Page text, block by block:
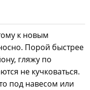
к новым
Порой быстрее
гляжу по
не кучковаться.
под навесом или